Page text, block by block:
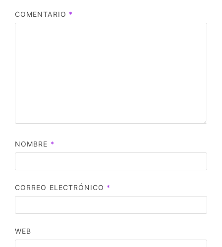
COMENTARIO *
NOMBRE *
CORREO ELECTRÓNICO *
WEB